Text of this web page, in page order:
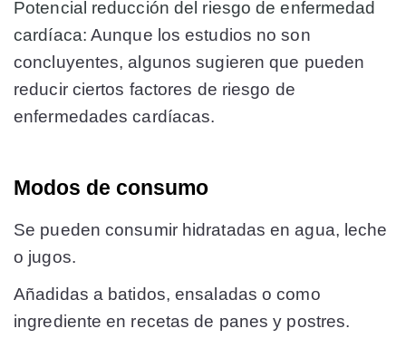
Potencial reducción del riesgo de enfermedad
cardíaca: Aunque los estudios no son
concluyentes, algunos sugieren que pueden
reducir ciertos factores de riesgo de
enfermedades cardíacas.
Modos de consumo
Se pueden consumir hidratadas en agua, leche
o jugos.
Añadidas a batidos, ensaladas o como
ingrediente en recetas de panes y postres.